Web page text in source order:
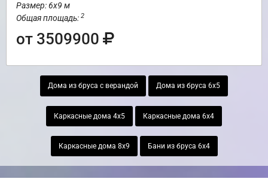
Размер: 6х9 м
Общая площадь: 2
от 3509900
Дома из бруса с верандой Дома из бруса 6х5
Каркасные дома 4х5 Каркасные дома 6х4
Каркасные дома 8х9 Бани из бруса 6х4